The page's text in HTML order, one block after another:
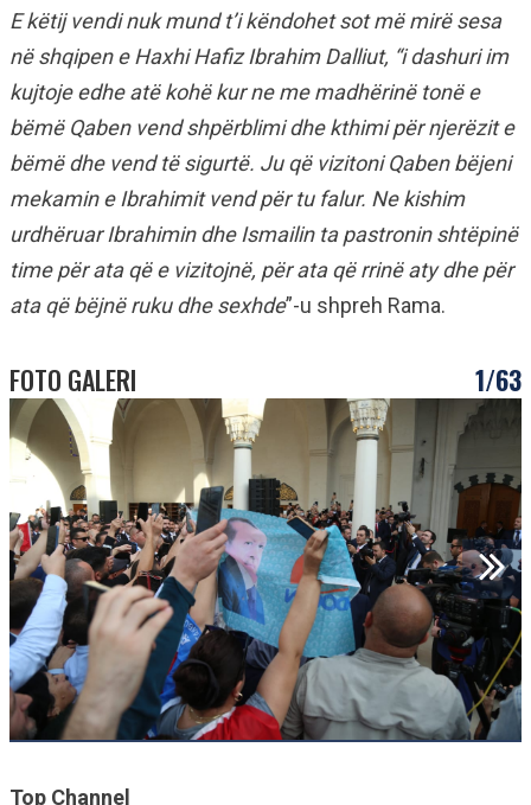
E këtij vendi nuk mund t’i këndohet sot më mirë sesa
në shqipen e Haxhi Hafiz Ibrahim Dalliut, “i dashuri im
kujtoje edhe atë kohë kur ne me madhërinë tonë e
bëmë Qaben vend shpërblimi dhe kthimi për njerëzit e
bëmë dhe vend të sigurtë. Ju që vizitoni Qaben bëjeni
mekamin e Ibrahimit vend për tu falur. Ne kishim
urdhëruar Ibrahimin dhe Ismailin ta pastronin shtëpinë
time për ata që e vizitojnë, për ata që rrinë aty dhe për
ata që bëjnë ruku dhe sexhde”-u shpreh Rama.
FOTO GALERI 1/63
Top Channel